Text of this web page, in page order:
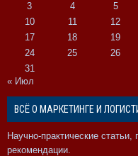
3
4 5
10
11 12
17
18 19
24
25 26
31
« Июл
ВСЁ О МАРКЕТИНГЕ И
Научно-практические
рекомендации.